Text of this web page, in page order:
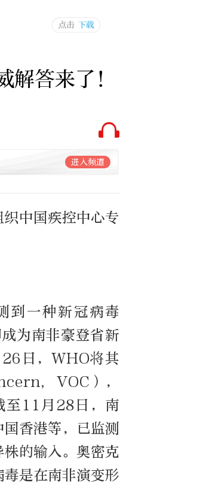
答来了！
进入频道
中国疾控中心专
到一种新冠病毒
为南非豪登省新
26日，WHO将其
VOC），
至11月28日，南
香港等，已监测
的输入。奥密克
是在南非演变形